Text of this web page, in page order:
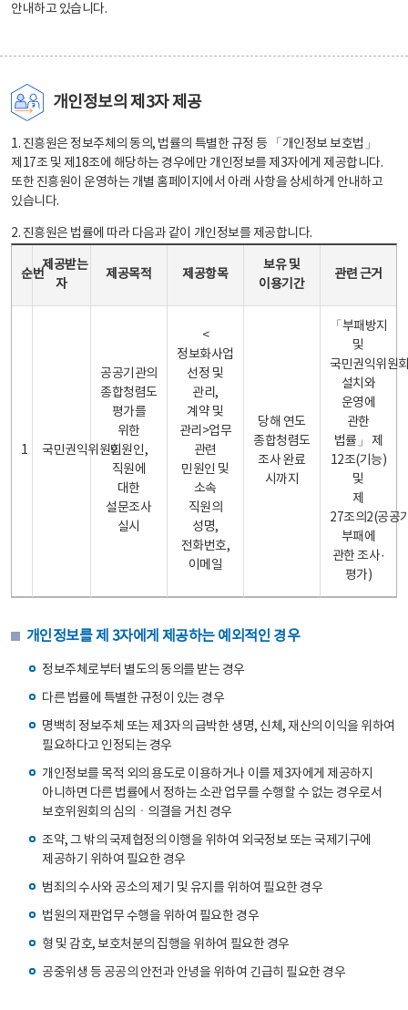
안내하고 있습니다.
개인정보의 제3자 제공
1. 진흥원은 정보주체의 동의, 법률의 특별한 규정 등 「개인정보 보호법」
제17조 및 제18조에 해당하는 경우에만 개인정보를 제3자에게 제공합니다.
또한 진흥원이 운영하는 개별 홈페이지에서 아래 사항을 상세하게 안내하고
있습니다.
2. 진흥원은 법률에 따라 다음과 같이 개인정보를 제공합니다.
순번
제공받는
자
제공목적 제공항목
보유 및
이용기간
관련 근거
1 국민권익위원회
공공기관의
종합청렴도
평가를
위한
민원인,
직원에
대한
설문조사
실시
<
정보화사업
선정 및
관리,
계약 및
관리>업무
관련
민원인 및
소속
직원의
성명,
전화번호,
이메일
당해 연도
종합청렴도
조사 완료
시까지
「부패방지
및
국민권익위원
설치와
운영에
관한
법률」 제
12조(기능)
및
제
27조의2(공공
부패에
관한 조사·
평가)
개인정보를 제 3자에게 제공하는 예외적인 경우
정보주체로부터 별도의 동의를 받는 경우
다른 법률에 특별한 규정이 있는 경우
명백히 정보주체 또는 제3자의 급박한 생명, 신체, 재산의 이익을 위하여
필요하다고 인정되는 경우
개인정보를 목적 외의 용도로 이용하거나 이를 제3자에게 제공하지
아니하면 다른 법률에서 정하는 소관 업무를 수행할 수 없는 경우로서
보호위원회의 심의ㆍ의결을 거친 경우
조약, 그 밖의 국제협정의 이행을 위하여 외국정보 또는 국제기구에
제공하기 위하여 필요한 경우
범죄의 수사와 공소의 제기 및 유지를 위하여 필요한 경우
법원의 재판업무 수행을 위하여 필요한 경우
형 및 감호, 보호처분의 집행을 위하여 필요한 경우
공중위생 등 공공의 안전과 안녕을 위하여 긴급히 필요한 경우